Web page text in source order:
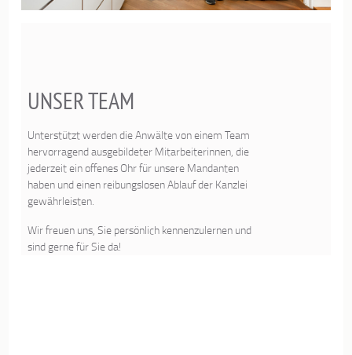
UNSER TEAM
Unterstützt werden die Anwälte von einem Team
hervorragend ausgebildeter Mitarbeiterinnen, die
jederzeit ein offenes Ohr für unsere Mandanten
haben und einen reibungslosen Ablauf der Kanzlei
gewährleisten.
Wir freuen uns, Sie persönlich kennenzulernen und
sind gerne für Sie da!